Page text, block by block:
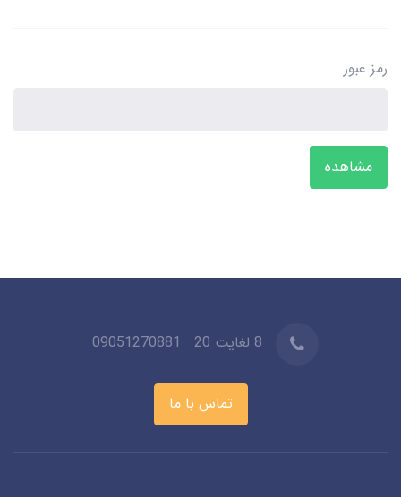
رمز عبور
مشاهده
8 لغایت 20 09051270881
تماس با ما